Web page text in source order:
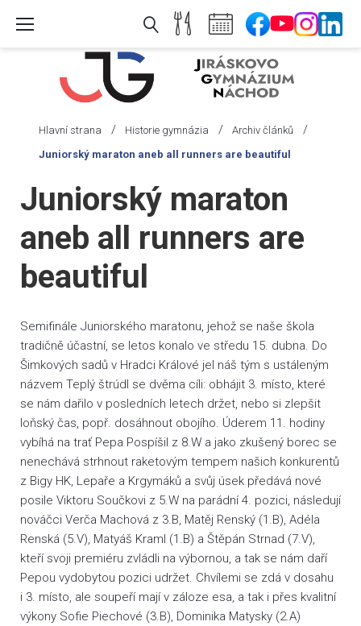
Hlavní strana / Historie gymnázia / Archiv článků /
Juniorský maraton aneb all runners are beautiful
Juniorský maraton
aneb all runners are
beautiful
Semifinále Juniorského maratonu, jehož se naše škola
tradičně účastní, se letos konalo ve středu 15. dubna. Do
Šimkových sadů v Hradci Králové jel náš tým s ustáleným
názvem Teplý štrúdl se dvěma cíli: obhájit 3. místo, které
se nám dařilo v posledních letech držet, nebo si zlepšit
loňský čas, popř. dosáhnout obojího. Úderem 11. hodiny
vybíhá na trať Pepa Pospíšil z 8.W a jako zkušený borec se
nenechává strhnout raketovým tempem našich konkurentů
z Bigy HK, Lepaře a Krgymáků a svůj úsek předává nové
posile Viktoru Součkovi z 5.W na parádní 4. pozici, následují
nováčci Verča Machová z 3.B, Matěj Renský (1.B), Adéla
Renská (5.V), Matyáš Kraml (1.B) a Štěpán Strnad (7.V),
kteří svoji premiéru zvládli na výbornou, a tak se nám daří
Pepou vydobytou pozici udržet. Chvílemi se zdá v dosahu
i 3. místo, ale soupeří mají v záloze esa, a tak i přes kvalitní
výkony Sofie Piechové (3.B), Dominika Matysky (2.A)